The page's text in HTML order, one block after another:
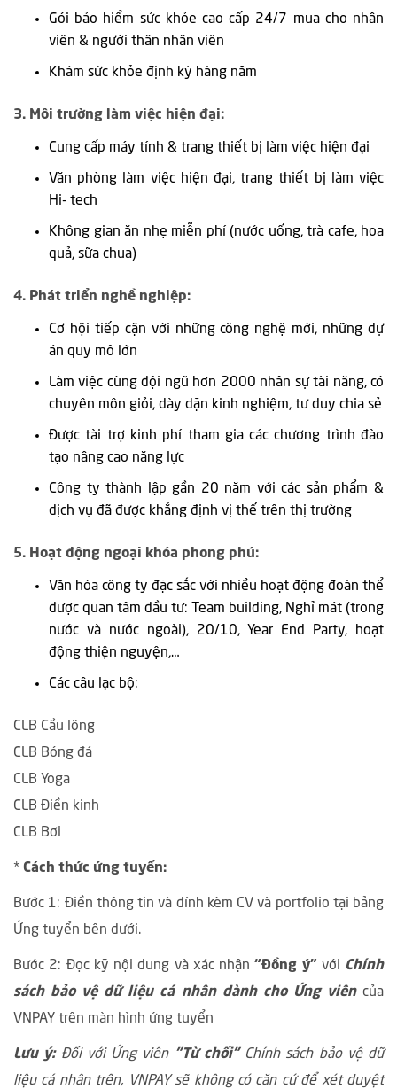
Gói bảo hiểm sức khỏe cao cấp 24/7 mua cho nhân
viên & người thân nhân viên
Khám sức khỏe định kỳ hàng năm
3. Môi trường làm việc hiện đại:
Cung cấp máy tính & trang thiết bị làm việc hiện đại
Văn phòng làm việc hiện đại, trang thiết bị làm việc
Hi- tech
Không gian ăn nhẹ miễn phí (nước uống, trà cafe, hoa
quả, sữa chua)
4. Phát triển nghề nghiệp:
Cơ hội tiếp cận với những công nghệ mới, những dự
án quy mô lớn
Làm việc cùng đội ngũ hơn 2000 nhân sự tài năng, có
chuyên môn giỏi, dày dặn kinh nghiệm, tư duy chia sẻ
Được tài trợ kinh phí tham gia các chương trình đào
tạo nâng cao năng lực
Công ty thành lập gần 20 năm với các sản phẩm &
dịch vụ đã được khẳng định vị thế trên thị trường
5. Hoạt động ngoại khóa phong phú:
Văn hóa công ty đặc sắc với nhiều hoạt động đoàn thể
được quan tâm đầu tư: Team building, Nghỉ mát (trong
nước và nước ngoài), 20/10, Year End Party, hoạt
động thiện nguyện,…
Các câu lạc bộ:
CLB Cầu lông
CLB Bóng đá
CLB Yoga
CLB Điền kinh
CLB Bơi
* Cách thức ứng tuyển:
Bước 1: Điền thông tin và đính kèm CV và portfolio tại bảng
Ứng tuyển bên dưới.
Bước 2: Đọc kỹ nội dung và xác nhận“Đồng ý” với Chính
sách bảo vệ dữ liệu cá nhân dành cho Ứng viên của
VNPAY trên màn hình ứng tuyển
Lưu ý:Đối với Ứng viên"Từ chối"Chính sách bảo vệ dữ
liệu cá nhân trên, VNPAY sẽ không có căn cứ để xét duyệt